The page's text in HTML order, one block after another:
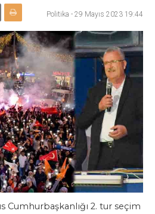
Politika - 29 Mayıs 2023 19:44
Cumhurbaşkanlığı 2. tur seçim